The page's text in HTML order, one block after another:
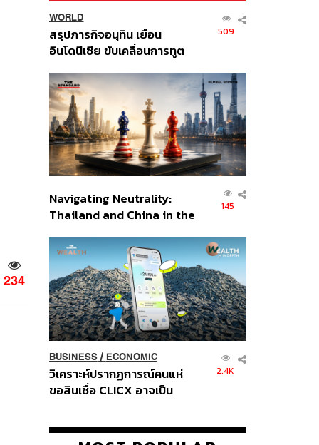
234
WORLD
สรุปภารกิจอนุทิน เยือน
อินโดนีเซีย ขับเคลื่อนการทูต
ส่วนยุทธศาสตร์ไทย –
อินโดนีเซีย
509
Navigating Neutrality:
Thailand and China in the
Order
145
BUSINESS/ ECONOMIC
วิเคราะห์ปรากฏการณ์คนแห่
ขอสินเชื่อ CLICX อาจเป็น
ปัญหาหนี้ครัวเรือนไทยที่ถูกซุก
2.4K